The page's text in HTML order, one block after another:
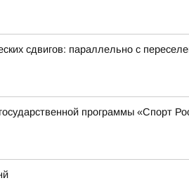
сдвигов: параллельно с
программы «Спорт